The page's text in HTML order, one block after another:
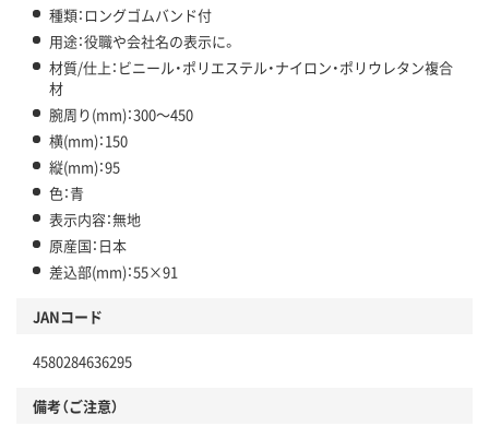
種類：ロングゴムバンド付
用途：役職や会社名の表示に。
材質/仕上：ビニール・ポリエステル・ナイロン・ポリウレタン複合
材
腕周り(mm)：300～450
横(mm)：150
縦(mm)：95
色：青
表示内容：無地
原産国：日本
差込部(mm)：55×91
JANコード
4580284636295
備考（ご注意）